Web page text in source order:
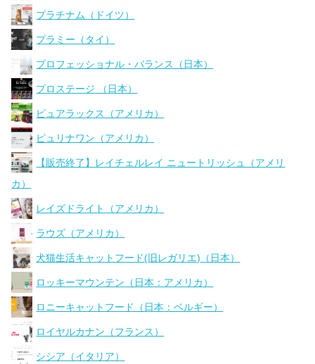
プラチナム（ドイツ）
プラミー（タイ）
プロフェッショナル・バランス（日本）
プロステージ （日本）
ピュアラックス（アメリカ）
ピュリナワン（アメリカ）
【販売終了】レイチェルレイ ニュートリッシュ（アメリ
カ）
レイズドライト（アメリカ）
ラウズ（アメリカ）
犬猫生活キャットフード(旧レガリエ)（日本）
ロッキーマウンテン（日本：アメリカ）
ロニーキャットフード（日本：ベルギー）
ロイヤルカナン（フランス）
シシア（イタリア）